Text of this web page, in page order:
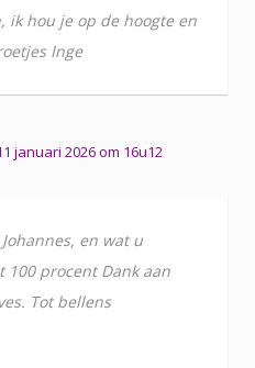
ik hou je op de hoogte en
Inge
januari 2026 om 16u12
en wat u
100 procent Dank aan
Tot bellens